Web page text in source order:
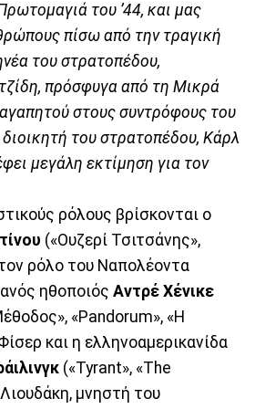
του ’44, και μας
πίσω από την τραγική
του στρατοπέδου,
πρόσφυγα από τη Μικρά
αγαπητού στους συντρόφους του
διοικητή του στρατοπέδου, Κάρλ
μεγάλη εκτίμηση για τον
ρόλους βρίσκονται ο
(«Ουζερί Τσιτσάνης»,
ρόλο του Ναπολέοντα
ηθοποιός Αντρέ Χένικε
«Pandorum», «Η
και η ελληνοαμερικανίδα
(«Tyrant», «The
μνηστή του